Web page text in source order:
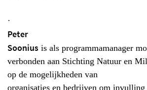
·
Peter
Soonius is als programmamanager
verbonden aan Stichting Natuur en
op de mogelijkheden van
organisaties en bedrijven om invulling